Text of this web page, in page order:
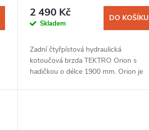
2 490 Kč
Skladem
DO KOŠÍKU
Zadní čtyřpístová hydraulická
kotoučová brzda TEKTRO Orion s
hadičkou o délce 1900 mm. Orion je